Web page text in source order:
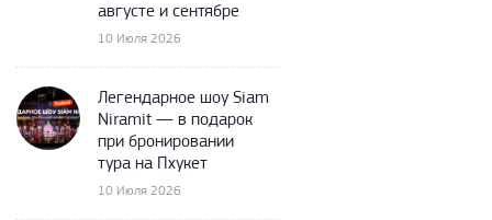
августе и сентябре
10 Июля 2026
Легендарное шоу Siam
Niramit — в подарок
при бронировании
тура на Пхукет
10 Июля 2026